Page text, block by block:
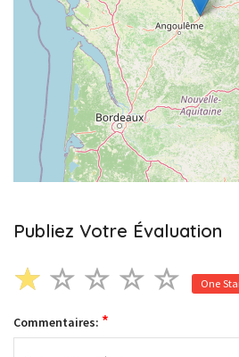
Publiez Votre Évaluation
One
Commentaires: *